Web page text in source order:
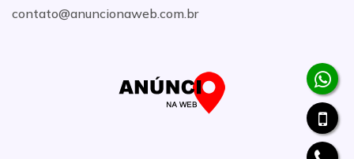
contato@anuncionaweb.com.br